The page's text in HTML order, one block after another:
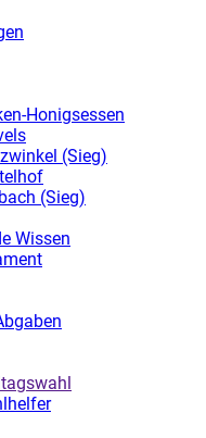
Honigsessen
(Sieg)
(Sieg)
Wissen